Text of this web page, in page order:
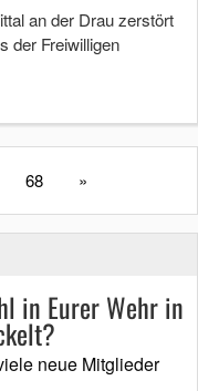
an der Drau zerstört
der Freiwilligen
68 »
in Eurer Wehr in
neue Mitglieder